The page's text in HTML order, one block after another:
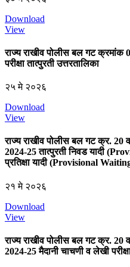
Download
View
राज्य राखीव पोलीस बल गट क्रमांक
परीक्षा तात्पुरती उत्तरतालिका
२५ मे २०२६
Download
View
राज्य राखीव पोलीस बल गट क्र. 20
2024-25 तात्पुरती निवड यादी
प्रतिक्षा यादी (Provisional
२१ मे २०२६
Download
View
राज्य राखीव पोलीस बल गट क्र. 20
2024-25 मैदानी चाचणी व लेखी